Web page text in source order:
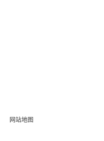
网站地图